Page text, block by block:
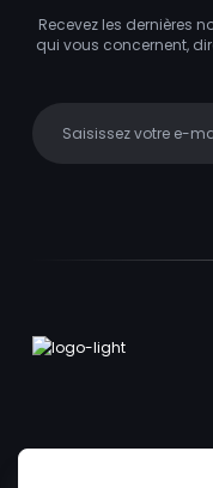
Recevez les dernières
qui vous concernent,